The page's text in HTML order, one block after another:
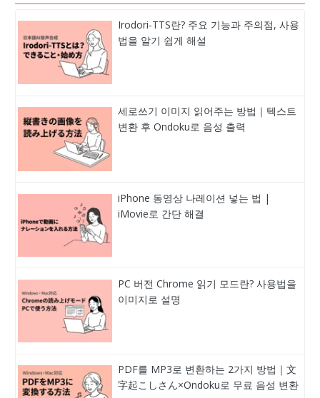
Irodori-TTS란? 주요 기능과 주의점, 사용
법을 알기 쉽게 해설
세로쓰기 이미지 읽어주는 방법｜텍스트
변환 후 Ondoku로 음성 출력
iPhone 동영상 나레이션 넣는 법 |
iMovie로 간단 해결
PC 버전 Chrome 읽기 모드란? 사용법을
이미지로 설명
PDF를 MP3로 변환하는 2가지 방법｜文
字起こしさん×Ondoku로 무료 음성 변환